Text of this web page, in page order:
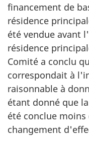
financement de
résidence
été vendue avant
résidence
Comité a conclu
correspondait à
raisonnable à
étant donné que
été conclue moins
changement